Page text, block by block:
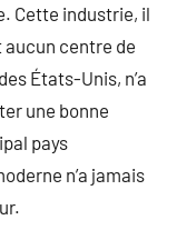
Cette industrie, il
aucun centre de
États-Unis, n’a
une bonne
pays
n’a jamais